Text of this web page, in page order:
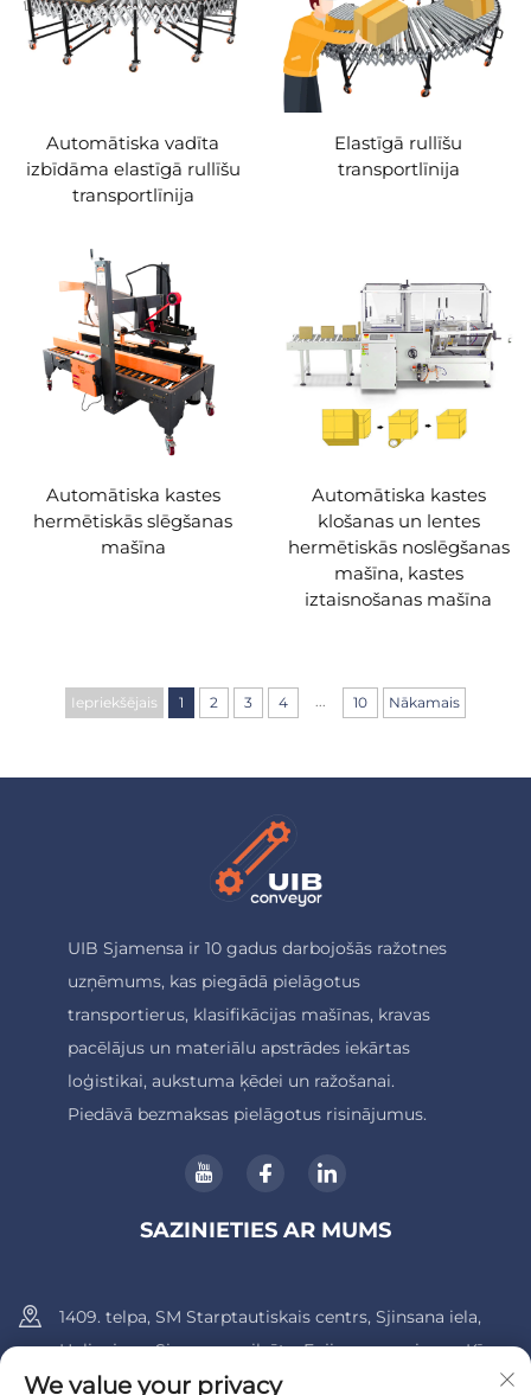
Automātiska vadīta
izbīdāma elastīgā rullīšu
transportlīnija
Elastīgā rullīšu
transportlīnija
Automātiska kastes
hermētiskās slēgšanas
mašīna
Automātiska kastes
klošanas un lentes
hermētiskās noslēgšanas
mašīna, kastes
iztaisnošanas mašīna
Iepriekšējais 1 2 3 4 10 Nākamais
UIB Sjamensa ir 10 gadus darbojošās ražotnes
uzņēmums, kas piegādā pielāgotus
transportierus, klasifikācijas mašīnas, kravas
pacēlājus un materiālu apstrādes iekārtas
loģistikai, aukstuma ķēdei un ražošanai.
Piedāvā bezmaksas pielāgotus risinājumus.
SAZINIETIES AR MUMS
1409. telpa, SM Starptautiskais centrs, Sjinsana iela,
Huli rajons, Siamenas pilsēta, Fujianas provinces, Ķīna.
We value your privacy